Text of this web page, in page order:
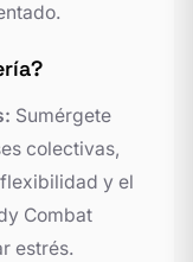
Sumérgete
colectivas,
y el
Combat
estrés.